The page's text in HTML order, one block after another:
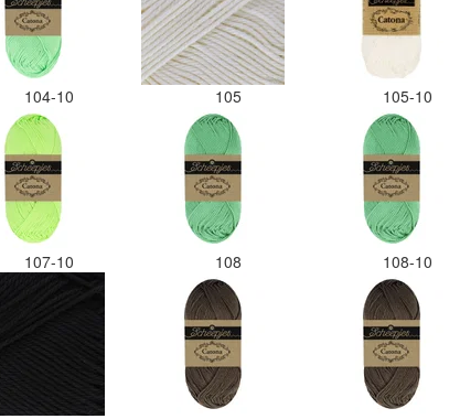
104-10 105 105-10
107-10 108 108-10